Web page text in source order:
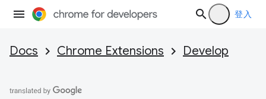
登入
Docs Chrome Extensions Develop